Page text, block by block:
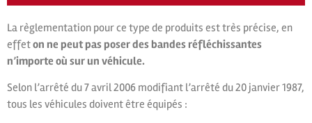
La règlementation pour ce type de produits est très précise, en
effeton ne peut pas poser des bandes réfléchissantes
n’importe où sur un véhicule.
Selon l’arrêté du 7 avril 2006 modifiant l’arrêté du 20 janvier 1987,
tous les véhicules doivent être équipés :